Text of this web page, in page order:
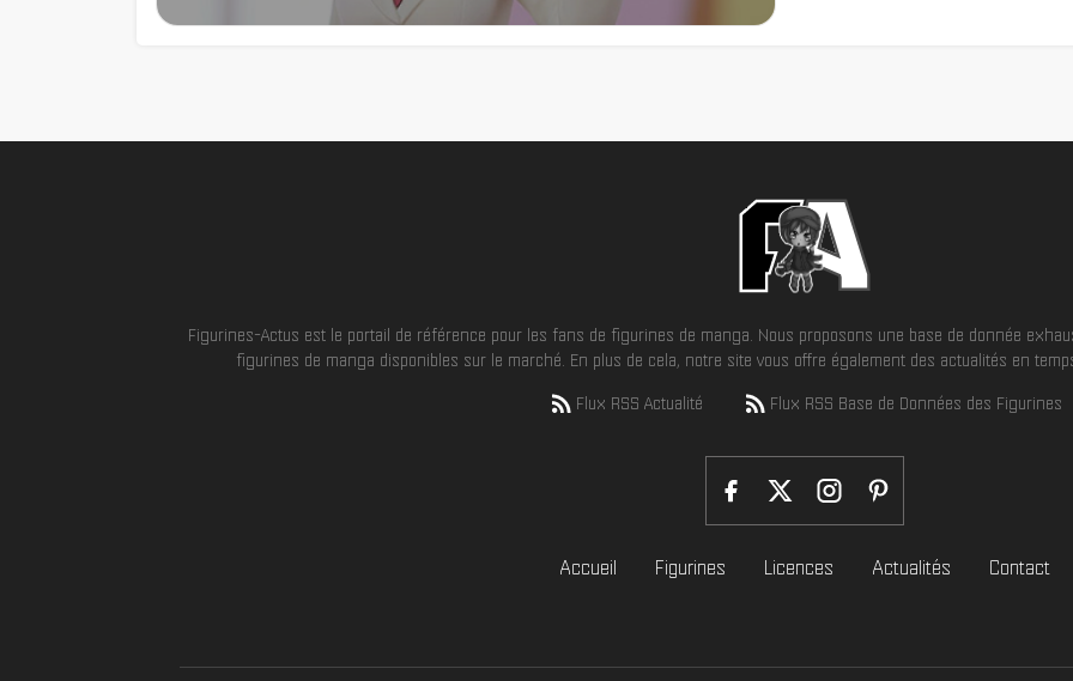
Figurines-Actus est le portail de référence pour les fans de figurines de manga. Nous proposons une base de donnée
figurines de manga disponibles sur le marché. En plus de cela, notre site vous offre également des actualités en
Flux RSS Actualité
Flux RSS Base de Données des Figurines
Accueil Figurines Licences Actualités Contact